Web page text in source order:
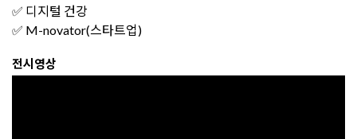
✅ 디지털 건강
✅ M-novator(스타트업)
전시영상